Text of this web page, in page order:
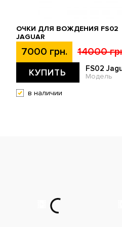
ОЧКИ ДЛЯ ВОЖДЕНИЯ FS02
JAGUAR
7000 грн. 14000
КУПИТЬ FS02
Модель
в наличии